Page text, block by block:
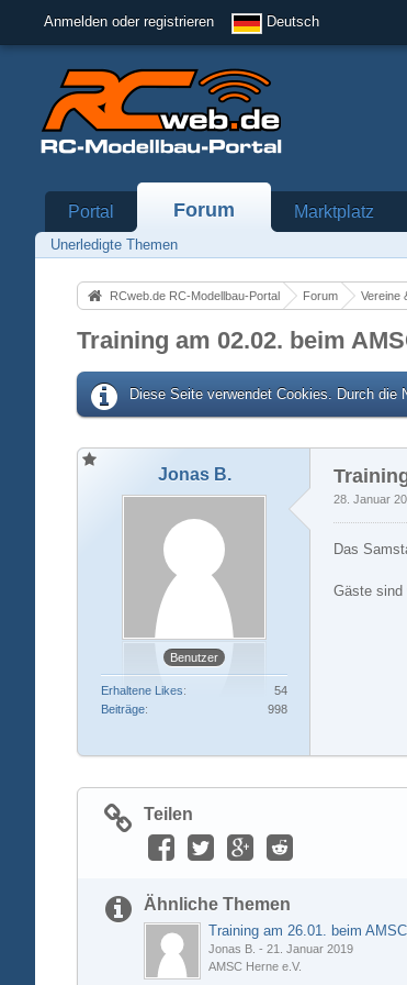
Anmelden oder registrieren Deutsch
Portal Forum Marktplatz
Unerledigte Themen
RCweb.de RC-Modellbau-Portal Forum Vereine
Training am 02.02. beim
Diese Seite verwendet Cookies. Durch
Jonas B.
Benutzer
Erhaltene Likes
54
Beiträge
998
28. Januar
Das
Gäste sind
Teilen
Ähnliche Themen
Training am 26.01. beim
Jonas B. - 21. Januar 2019
AMSC Herne e.V.